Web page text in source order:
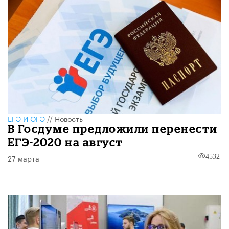
ЕГЭ И ОГЭ//Новость
В Госдуме предложили перенести
ЕГЭ-2020 на август
27 марта 4532